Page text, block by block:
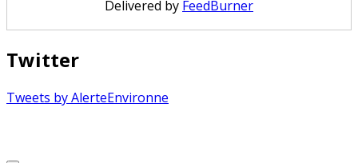
Delivered by FeedBurner
Twitter
Tweets by AlerteEnvironne